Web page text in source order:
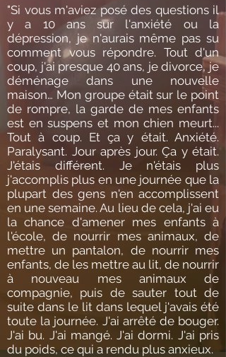
"Si vous m'aviez posé des questions il
y a 10 ans sur l'anxiété ou la
dépression, je n'aurais même pas su
comment vous répondre. Tout d'un
coup, j'ai presque 40 ans, je divorce, je
déménage dans une nouvelle
maison… Mon groupe était sur le point
de rompre, la garde de mes enfants
est en suspens et mon chien meurt...
Tout à coup. Et ça y était. Anxiété.
Paralysant. Jour après jour. Ça y était.
J'étais différent. Je n'étais plus
j'accomplis plus en une journée que la
plupart des gens n'en accomplissent
en une semaine. Au lieu de cela, j'ai eu
la chance d'amener mes enfants à
l'école, de nourrir mes animaux, de
mettre un pantalon, de nourrir mes
enfants, de les mettre au lit, de nourrir
à nouveau mes animaux de
compagnie, puis de sauter tout de
suite dans le lit dans lequel j'avais été
toute la journée. J'ai arrêté de bouger.
J'ai bu. J'ai mangé. J'ai dormi. J'ai pris
du poids, ce qui a rendu plus anxieux.